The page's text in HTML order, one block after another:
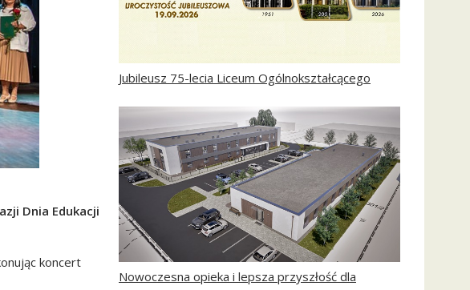
Dnia Edukacji
koncert
Jubileusz 75-lecia Liceum Ogólnokształcącego
Nowoczesna opieka i lepsza przyszłość dla